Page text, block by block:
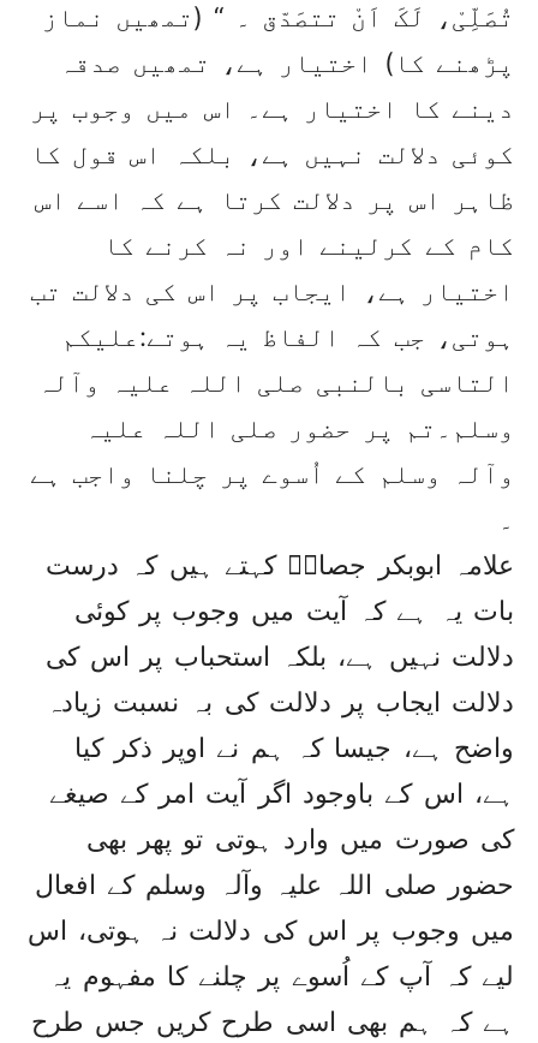
تُصَلِّیْ، لَکَ اَنْ تتصَدّق ۔ “ (تمھیں نماز
پڑھنے کا) اختیار ہے، تمھیں صدقہ
دینے کا اختیار ہے۔ اس میں وجوب پر
کوئی دلالت نہیں ہے، بلکہ اس قول کا
ظاہر اس پر دلالت کرتا ہے کہ اسے اس
کام کے کرلینے اور نہ کرنے کا
اختیار ہے، ایجاب پر اس کی دلالت تب
ہوتی، جب کہ الفاظ یہ ہوتے:علیکم
التاسی بالنبی صلی اللہ علیہ وآلہ
وسلم۔تم پر حضور صلی اللہ علیہ
وآلہ وسلم کے اُسوے پر چلنا واجب ہے
۔
علامہ ابوبکر جصاصؒ کہتے ہیں کہ درست
بات یہ ہے کہ آیت میں وجوب پر کوئی
دلالت نہیں ہے، بلکہ استحباب پر اس کی
دلالت ایجاب پر دلالت کی بہ نسبت زیادہ
واضح ہے، جیسا کہ ہم نے اوپر ذکر کیا
ہے، اس کے باوجود اگر آیت امر کے صیغے
کی صورت میں وارد ہوتی تو پھر بھی
حضور صلی اللہ علیہ وآلہ وسلم کے افعال
میں وجوب پر اس کی دلالت نہ ہوتی، اس
لیے کہ آپ کے اُسوے پر چلنے کا مفہوم یہ
ہے کہ ہم بھی اسی طرح کریں جس طرح